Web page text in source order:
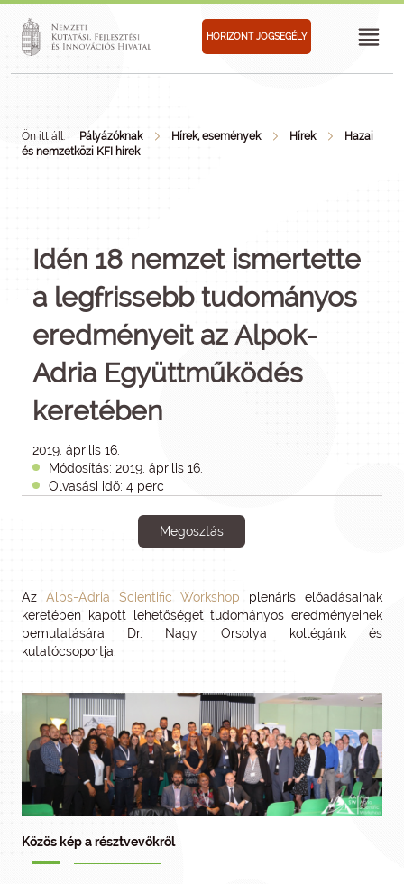
HORIZONT JOGSEGÉLY
Ön itt áll: Pályázóknak Hírek, események Hírek
Hazai
és nemzetközi KFI hírek
Idén 18 nemzet ismertette
a legfrissebb tudományos
eredményeit az Alpok-
Adria Együttműködés
keretében
2019. április 16.
Módosítás: 2019. április 16.
Olvasási idő: 4 perc
Megosztás
Az Alps-Adria Scientific Workshop plenáris előadásainak
keretében kapott lehetőséget tudományos eredményeinek
bemutatására Dr. Nagy Orsolya kollégánk és
kutatócsoportja.
Közös kép a résztvevőkről